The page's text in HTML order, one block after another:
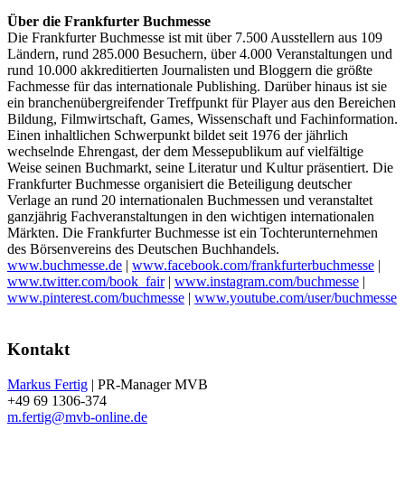
Über die Frankfurter Buchmesse
Die Frankfurter Buchmesse ist mit über 7.500 Ausstellern aus 109
Ländern, rund 285.000 Besuchern, über 4.000 Veranstaltungen und
rund 10.000 akkreditierten Journalisten und Bloggern die größte
Fachmesse für das internationale Publishing. Darüber hinaus ist sie
ein branchenübergreifender Treffpunkt für Player aus den Bereichen
Bildung, Filmwirtschaft, Games, Wissenschaft und Fachinformation.
Einen inhaltlichen Schwerpunkt bildet seit 1976 der jährlich
wechselnde Ehrengast, der dem Messepublikum auf vielfältige
Weise seinen Buchmarkt, seine Literatur und Kultur präsentiert. Die
Frankfurter Buchmesse organisiert die Beteiligung deutscher
Verlage an rund 20 internationalen Buchmessen und veranstaltet
ganzjährig Fachveranstaltungen in den wichtigen internationalen
Märkten. Die Frankfurter Buchmesse ist ein Tochterunternehmen
des Börsenvereins des Deutschen Buchhandels.
www.buchmesse.de | www.facebook.com/frankfurterbuchmesse |
www.twitter.com/book_fair| www.instagram.com/buchmesse |
www.pinterest.com/buchmesse | www.youtube.com/user/buchmesse
Kontakt
Markus Fertig | PR-Manager MVB
+49 69 1306-374
m.fertig@mvb-online.de